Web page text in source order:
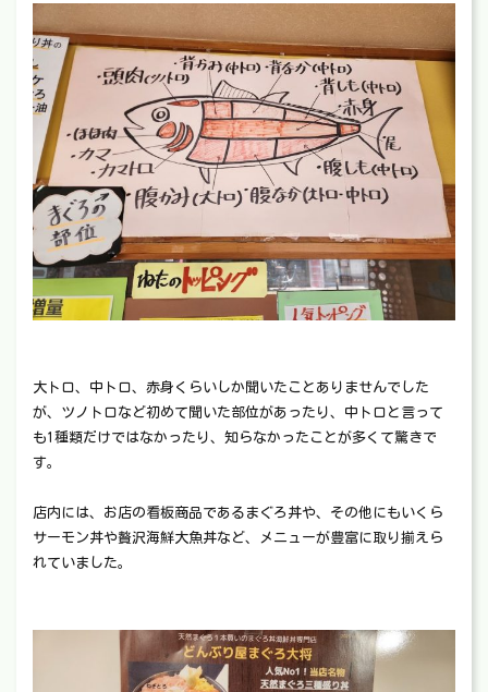
大トロ、中トロ、赤身くらいしか聞いたことありませんでした
が、ツノトロなど初めて聞いた部位があったり、中トロと言って
も1種類だけではなかったり、知らなかったことが多くて驚きで
す。
店内には、お店の看板商品であるまぐろ丼や、その他にもいくら
サーモン丼や贅沢海鮮大魚丼など、メニューが豊富に取り揃えら
れていました。